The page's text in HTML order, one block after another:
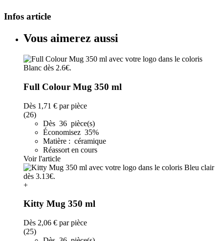
Infos article
Vous aimerez aussi
Full Colour Mug 350 ml
Dès 1,71 € par pièce
(26)
Dès 36 pièce(s)
Économisez 35%
Matière : céramique
Réassort en cours
Voir l'article
+
Kitty Mug 350 ml
Dès 2,06 € par pièce
(25)